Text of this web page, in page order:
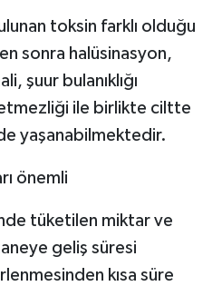
toksin farklı olduğu
sonra halüsinasyon,
şuur bulanıklığı
ile birlikte ciltte
yaşanabilmektedir.
önemli
tüketilen miktar ve
geliş süresi
kısa süre